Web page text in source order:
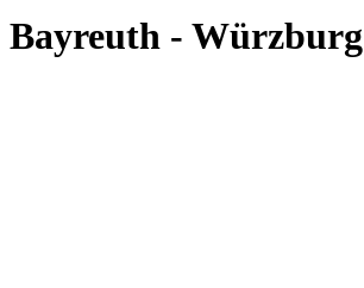
Bayreuth - Würzburg